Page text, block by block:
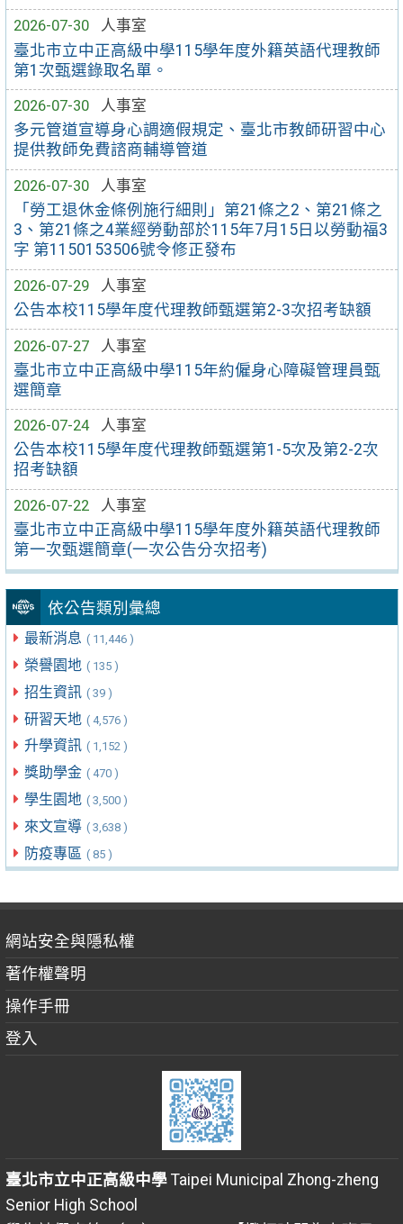
2026-07-30
人事室
臺北市立中正高級中學115學年度外籍英語代理教師
第1次甄選錄取名單。
2026-07-30
人事室
多元管道宣導身心調適假規定、臺北市教師研習中心
提供教師免費諮商輔導管道
2026-07-30
人事室
「勞工退休金條例施行細則」第21條之2、第21條之
3、第21條之4業經勞動部於115年7月15日以勞動福3
字 第1150153506號令修正發布
2026-07-29
人事室
公告本校115學年度代理教師甄選第2-3次招考缺額
2026-07-27
人事室
臺北市立中正高級中學115年約僱身心障礙管理員甄
選簡章
2026-07-24
人事室
公告本校115學年度代理教師甄選第1-5次及第2-2次
招考缺額
2026-07-22
人事室
臺北市立中正高級中學115學年度外籍英語代理教師
第一次甄選簡章(一次公告分次招考)
依公告類別彙總
最新消息 ( 11,446 )
榮譽園地 ( 135 )
招生資訊 ( 39 )
研習天地 ( 4,576 )
升學資訊 ( 1,152 )
獎助學金 ( 470 )
學生園地 ( 3,500 )
來文宣導 ( 3,638 )
防疫專區 ( 85 )
網站安全與隱私權
著作權聲明
操作手冊
登入
臺北市立中正高級中學Taipei Municipal Zhong-zheng
Senior High School